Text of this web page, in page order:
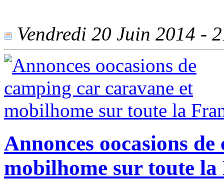
Vendredi 20 Juin 2014 -
Annonces oocasions
mobilhome sur toute la